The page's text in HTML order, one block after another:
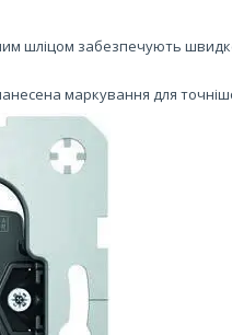
шліцом забезпечують
маркування для